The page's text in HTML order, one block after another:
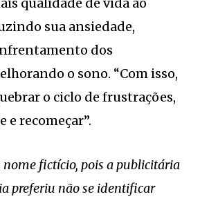
sua ansiedade,
dos
o sono. “Com isso,
o ciclo de frustrações,
e recomeçar”.
fictício, pois a publicitária
preferiu não se identificar